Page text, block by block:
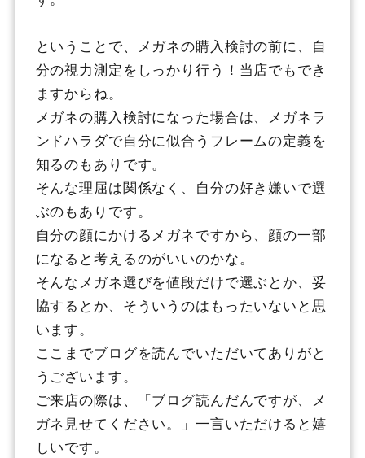
ということで、メガネの購入検討の前に、自
分の視力測定をしっかり行う！当店でもでき
ますからね。
メガネの購入検討になった場合は、メガネラ
ンドハラダで自分に似合うフレームの定義を
知るのもありです。
そんな理屈は関係なく、自分の好き嫌いで選
ぶのもありです。
自分の顔にかけるメガネですから、顔の一部
になると考えるのがいいのかな。
そんなメガネ選びを値段だけで選ぶとか、妥
協するとか、そういうのはもったいないと思
います。
ここまでブログを読んでいただいてありがと
うございます。
ご来店の際は、「ブログ読んだんですが、メ
ガネ見せてください。」一言いただけると嬉
しいです。